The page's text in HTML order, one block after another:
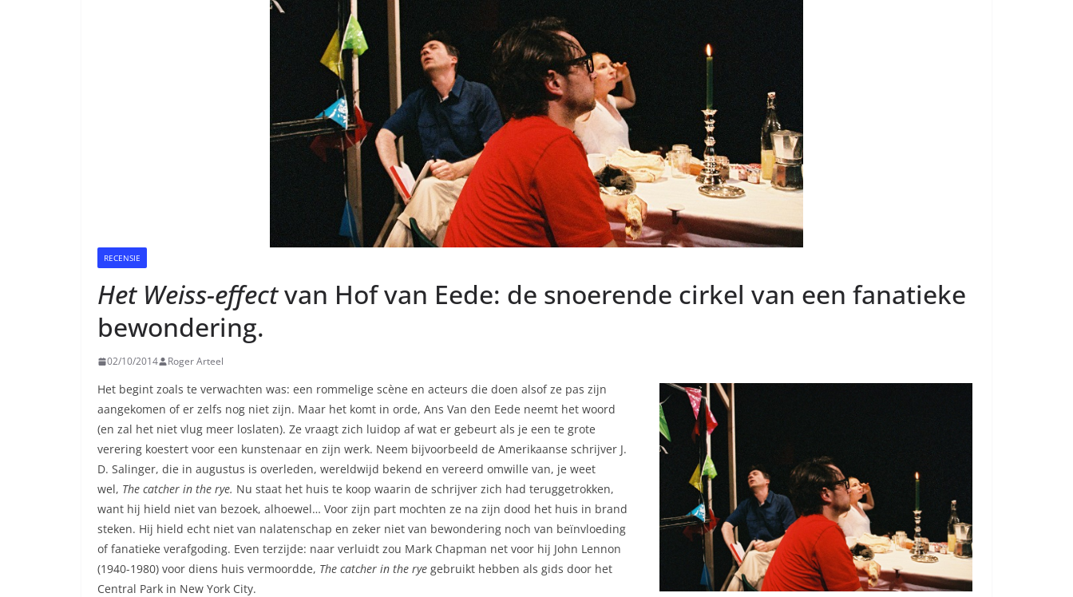
RECENSIE
Het Weiss-effectvan Hof van Eede: de snoerende cirkel van een fanatieke
bewondering.
02/10/2014 Roger Arteel
Het begint zoals te verwachten was: een rommelige scène en acteurs die doen alsof ze pas zijn
aangekomen of er zelfs nog niet zijn. Maar het komt in orde, Ans Van den Eede neemt het woord
(en zal het niet vlug meer loslaten). Ze vraagt zich luidop af wat er gebeurt als je een te grote
verering koestert voor een kunstenaar en zijn werk. Neem bijvoorbeeld de Amerikaanse schrijver J.
D. Salinger, die in augustus is overleden, wereldwijd bekend en vereerd omwille van, je weet
wel, The catcher in the rye. Nu staat het huis te koop waarin de schrijver zich had teruggetrokken,
want hij hield niet van bezoek, alhoewel… Voor zijn part mochten ze na zijn dood het huis in brand
steken. Hij hield echt niet van nalatenschap en zeker niet van bewondering noch van beïnvloeding
of fanatieke verafgoding. Even terzijde: naar verluidt zou Mark Chapman net voor hij John Lennon
(1940-1980) voor diens huis vermoordde, The catcher in the rye gebruikt hebben als gids door het
Central Park in New York City.